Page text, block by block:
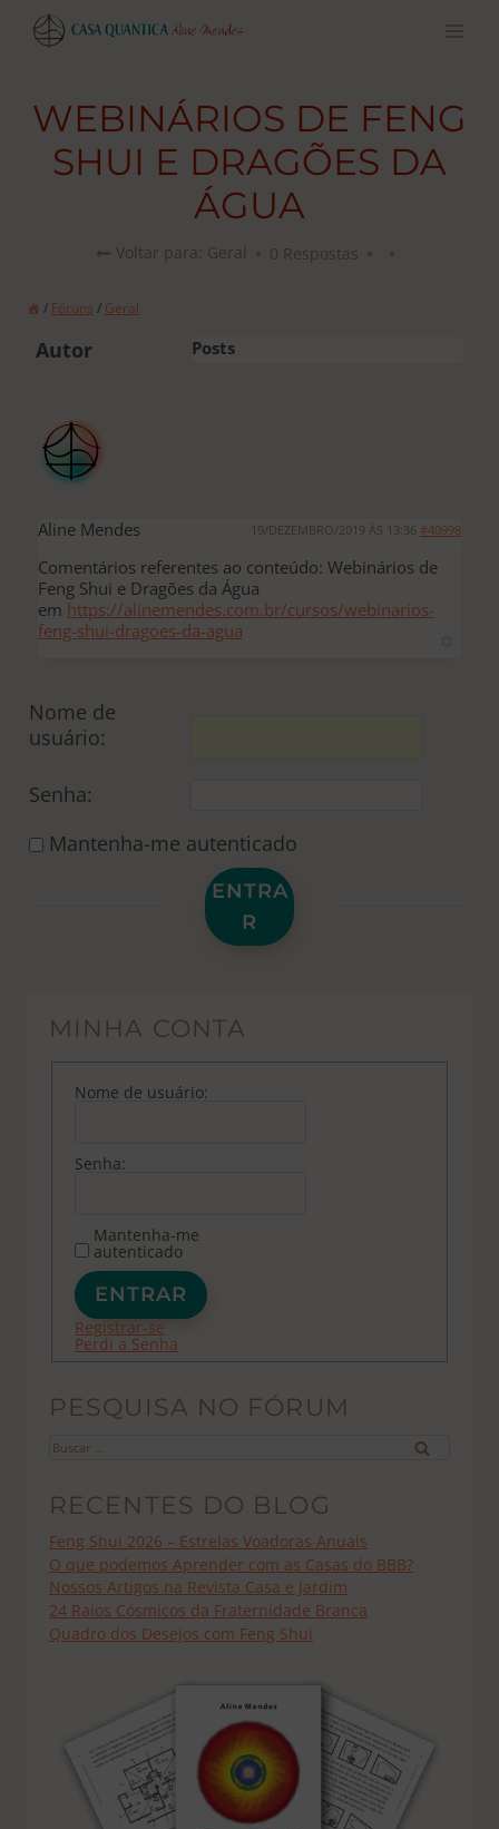
Pular
para
WEBINÁRIOS DE FENG
SHUI E DRAGÕES DA
ÁGUA
Voltar para: Geral 0 Respostas
/ Fóruns / Geral
Autor Posts
Aline Mendes 19/DEZEMBRO/2019 ÀS 13:36 #40998
Comentários referentes ao conteúdo: Webinários de
Feng Shui e Dragões da Água
em https://alinemendes.com.br/cursos/webinarios-
feng-shui-dragoes-da-agua
Nome de
usuário:
Senha:
Mantenha-me autenticado
ENTRA
R
MINHA CONTA
Nome de usuário:
Senha:
Mantenha-me
autenticado
ENTRAR
Registrar-se
Perdi a Senha
PESQUISA NO FÓRUM
Buscar
por:
RECENTES DO BLOG
Feng Shui 2026 – Estrelas Voadoras Anuais
O que podemos Aprender com as Casas do BBB?
Nossos Artigos na Revista Casa e Jardim
24 Raios Cósmicos da Fraternidade Branca
Quadro dos Desejos com Feng Shui